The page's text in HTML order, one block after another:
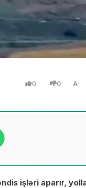
0 0 A
işləri aparır,